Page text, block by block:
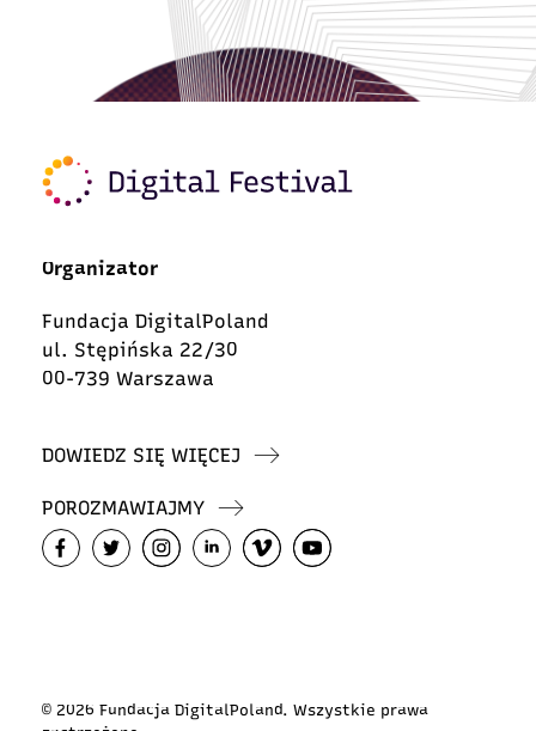
Organizator
Fundacja DigitalPoland
ul. Stępińska 22/30
00-739 Warszawa
DOWIEDZ SIĘ WIĘCEJ
POROZMAWIAJMY
© 2026 Fundacja DigitalPoland. Wszystkie prawa